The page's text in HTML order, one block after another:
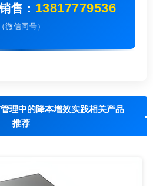
售： 13817779536
（微信同号）
理中的降本增效实践相关产品
推荐